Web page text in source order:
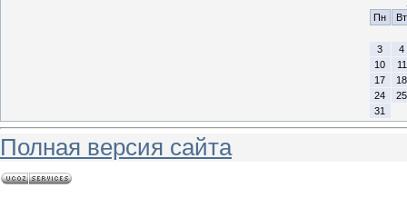
Пн
Вт
3
4
10
11
17
18
24
25
31
Полная версия сайта